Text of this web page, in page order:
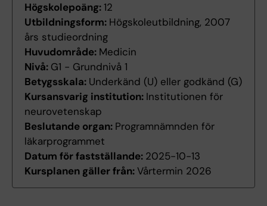
Högskolepoäng:12
Utbildningsform: Högskoleutbildning, 2007
års studieordning
Huvudområde: Medicin
Nivå: G1 - Grundnivå 1
Betygsskala: Underkänd (U) eller godkänd (G)
Kursansvarig institution: Institutionen för
neurovetenskap
Beslutande organ: Programnämnden för
läkarprogrammet
Datum för fastställande: 2025-10-13
Kursplanen gäller från:Vårtermin 2026